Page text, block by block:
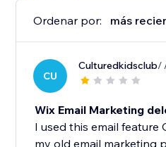
Ordenar por: más
CU
Culturedkidsclub/
Wix Email Marketing
I used this email feature
my old email marketing